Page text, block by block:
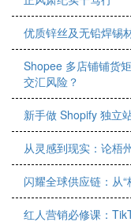
优质锌丝及无铅焊锡
Shopee 多店铺铺货
交汇风险？
新手做 Shopify 独立
从灵感到现实：论梧
闪耀全球供应链：从
红人营销必修课：